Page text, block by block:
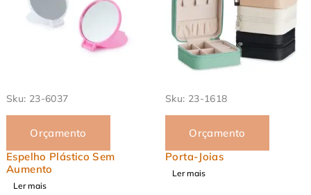
Sku: 23-6037
Orçamento
Espelho Plástico Sem
Aumento
Ler mais
Sku: 23-1618
Orçamento
Porta-Joias
Ler mais